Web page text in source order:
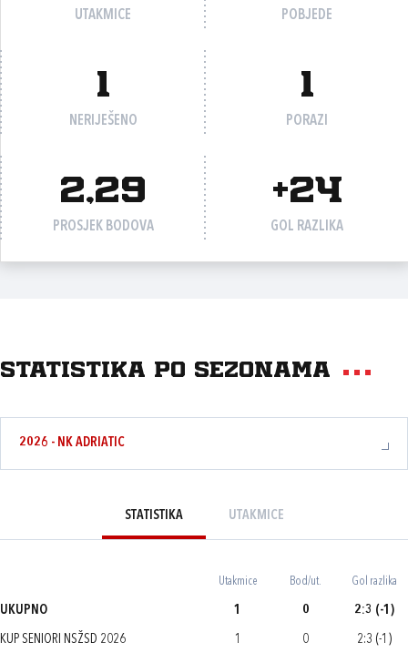
UTAKMICE POBJEDE
1
NERIJEŠENO
1
PORAZI
2,29
PROSJEK BODOVA
+24
GOL RAZLIKA
Statistika po sezonama
2026 - NK ADRIATIC
STATISTIKA UTAKMICE
Utakmice Bod/ut. Gol razlika
UKUPNO 1 0 2:3 (-1)
KUP SENIORI NSŽSD 2026 1 0 2:3 (-1)